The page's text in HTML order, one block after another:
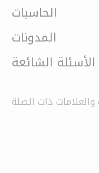
الحاسبات
المدونات
الأسئلة الشائعة
والعلامات ذات الصلة